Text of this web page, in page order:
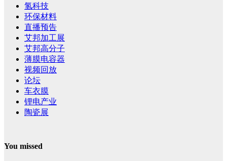
氢科技
环保材料
直播预告
艾邦加工展
艾邦高分子
薄膜电容器
视频回放
论坛
车衣膜
锂电产业
陶瓷展
You missed